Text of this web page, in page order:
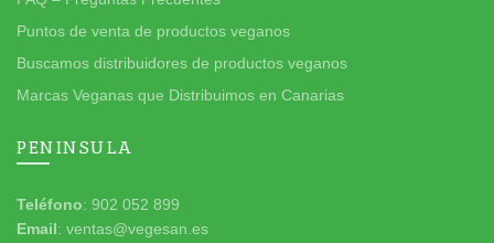
Puntos de venta de productos veganos
Buscamos distribuidores de productos veganos
Marcas Veganas que Distribuimos en Canarias
PENINSULA
Teléfono: 902 052 899
Email: ventas@vegesan.es